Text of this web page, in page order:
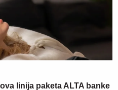
linija paketa ALTA banke